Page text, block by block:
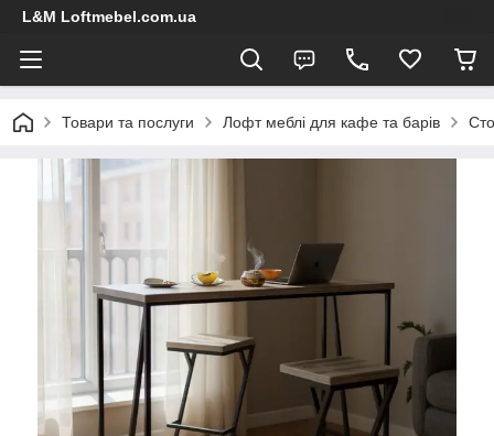
L&M Loftmebel.com.ua
Товари та послуги Лофт меблі для кафе та барів